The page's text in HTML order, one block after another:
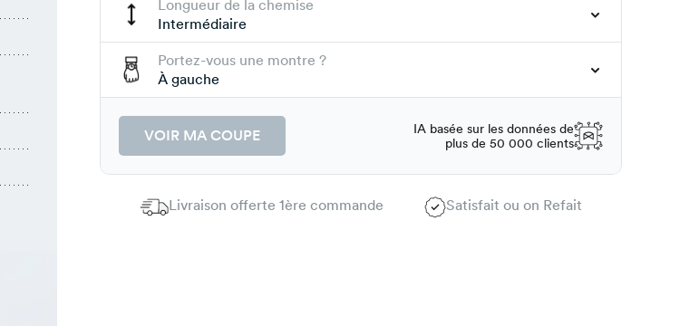
Longueur de la chemise
Intermédiaire
Portez-vous une montre ?
À gauche
VOIR MA COUPE
IA basée sur les données de
plus de 50 000 clients
Livraison offerte 1ère commande Satisfait ou on Refait